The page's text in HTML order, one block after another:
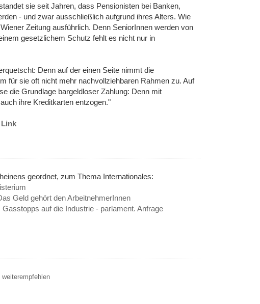
sie seit Jahren, dass Pensionisten bei Banken,
- und zwar ausschließlich aufgrund ihres Alters. Wie
Zeitung ausführlich. Denn SeniorInnen werden von
gesetzlichem Schutz fehlt es nicht nur in
Denn auf der einen Seite nimmt die
für sie oft nicht mehr nachvollziehbaren Rahmen zu. Auf
die Grundlage bargeldloser Zahlung: Denn mit
ihre Kreditkarten entzogen."
Link
geordnet, zum Thema Internationales:
Geld gehört den ArbeitnehmerInnen
auf die Industrie - parlament. Anfrage
weiterempfehlen